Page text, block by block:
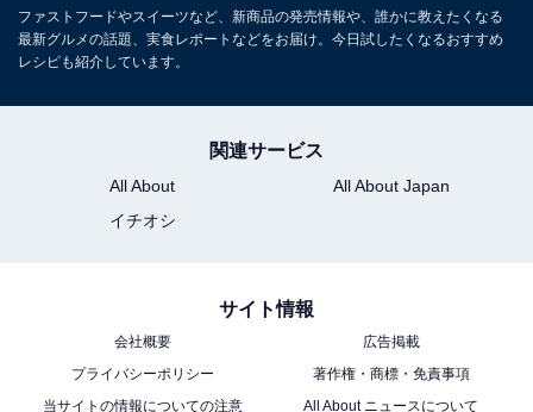
ファストフードやスイーツなど、新商品の発売情報や、誰かに教えたくなる
最新グルメの話題、実食レポートなどをお届け。今日試したくなるおすすめ
レシピも紹介しています。
関連サービス
All About
All About Japan
イチオシ
サイト情報
会社概要
広告掲載
プライバシーポリシー
著作権・商標・免責事項
当サイトの情報についての注意
All About ニュースについて